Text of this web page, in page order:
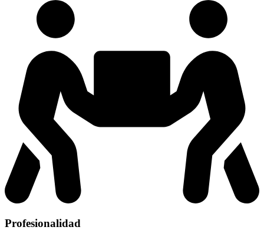
Profesionalidad